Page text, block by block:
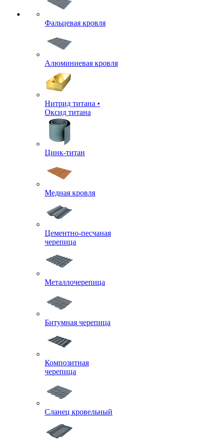
Фальцевая кровля
Алюминиевая кровля
Нитрид титана •
Оксид титана
Цинк-титан
Медная кровля
Цементно-песчаная
черепица
Металлочерепица
Битумная черепица
Композитная
черепица
Сланец кровельный